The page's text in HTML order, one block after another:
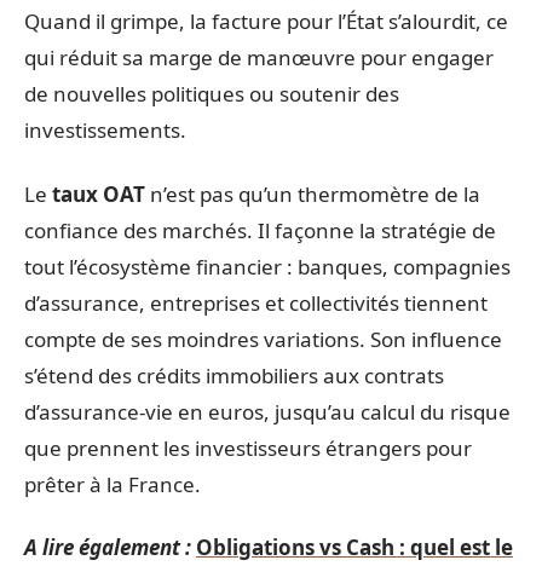
Quand il grimpe, la facture pour l’État s’alourdit, ce
qui réduit sa marge de manœuvre pour engager
de nouvelles politiques ou soutenir des
investissements.
Le taux OAT n’est pas qu’un thermomètre de la
confiance des marchés. Il façonne la stratégie de
tout l’écosystème financier : banques, compagnies
d’assurance, entreprises et collectivités tiennent
compte de ses moindres variations. Son influence
s’étend des crédits immobiliers aux contrats
d’assurance-vie en euros, jusqu’au calcul du risque
que prennent les investisseurs étrangers pour
prêter à la France.
A lire également : Obligations vs Cash : quel est le